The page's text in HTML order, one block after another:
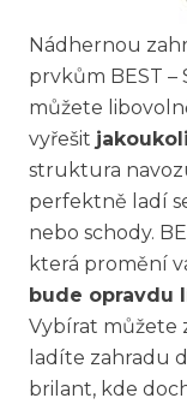
Nádhernou
prvkům BEST –
můžete
vyřešit
struktura
perfektně ladí
nebo schody.
která promění
bude opravdu
Vybírat můžete
ladíte zahradu
brilant, kde